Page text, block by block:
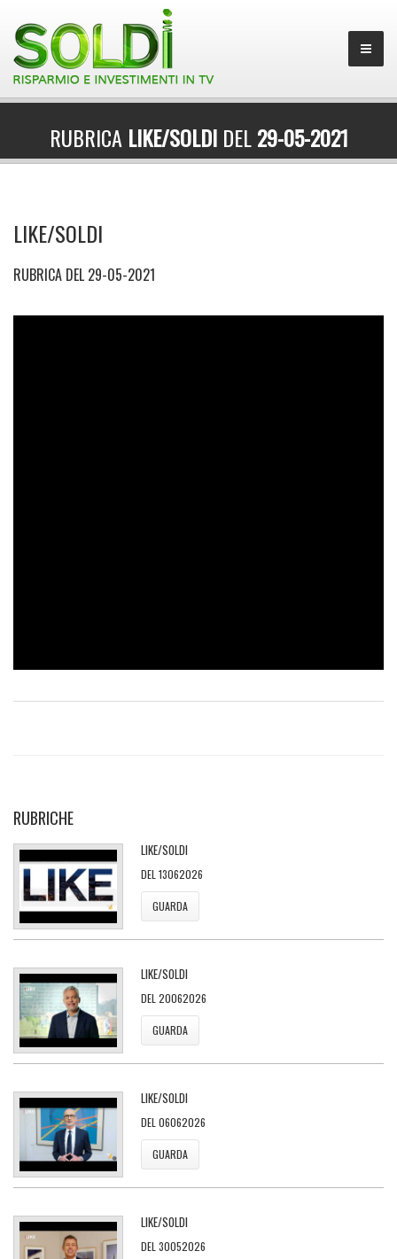
RUBRICA LIKE/SOLDIDEL29-05-2021
LIKE/SOLDI
RUBRICA DEL 29-05-2021
RUBRICHE
LIKE/SOLDI
DEL 13062026
GUARDA
LIKE/SOLDI
DEL 20062026
GUARDA
LIKE/SOLDI
DEL 06062026
GUARDA
LIKE/SOLDI
DEL 30052026